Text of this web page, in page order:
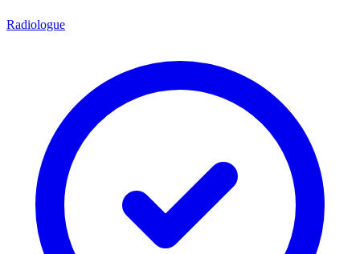
Radiologue